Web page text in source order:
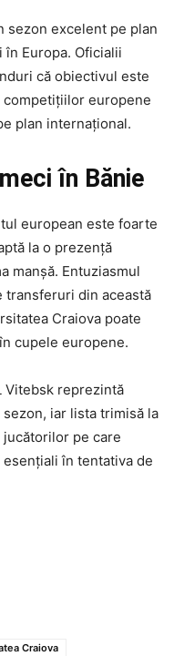
sezon excelent pe plan
Europa. Oficialii
că obiectivul este
europene
plan internațional.
în Bănie
european este foarte
la o prezență
manșă. Entuziasmul
transferuri din această
Craiova poate
cupele europene.
Vitebsk reprezintă
iar lista trimisă la
jucătorilor pe care
în tentativa de
Craiova